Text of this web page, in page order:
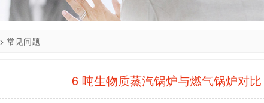
> 常见问题
6 吨生物质蒸汽锅炉与燃气锅炉对比